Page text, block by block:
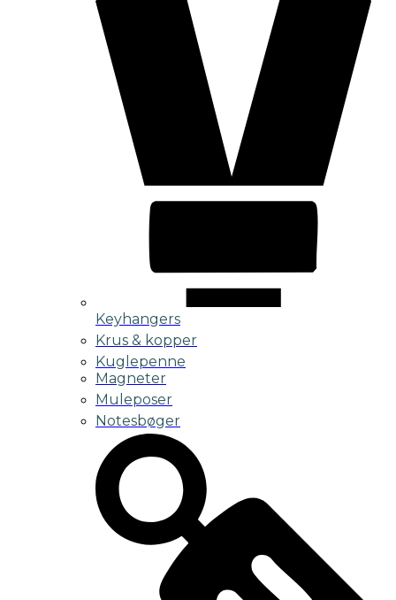
Keyhangers
Krus & kopper
Kuglepenne
Magneter
Muleposer
Notesbøger